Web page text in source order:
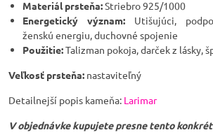
Materiál prsteňa:Striebro 925/1000
Energetický význam: Utišujúci,
ženskú energiu, duchovné spojenie
Použitie:Talizman pokoja, darček z lásky,
Veľkosť prsteňa: nastaviteľný
Detailnejší popis kameňa: Larimar
V objednávke kupujete presne tento